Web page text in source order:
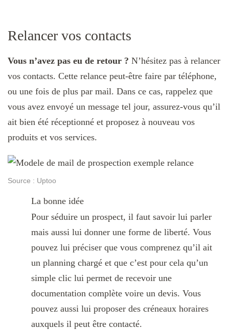
Relancer vos contacts
Vous n’avez pas eu de retour ? N’hésitez pas à relancer
vos contacts. Cette relance peut-être faire par téléphone,
ou une fois de plus par mail. Dans ce cas, rappelez que
vous avez envoyé un message tel jour, assurez-vous qu’il
ait bien été réceptionné et proposez à nouveau vos
produits et vos services.
Source : Uptoo
La bonne idée
Pour séduire un prospect, il faut savoir lui parler
mais aussi lui donner une forme de liberté. Vous
pouvez lui préciser que vous comprenez qu’il ait
un planning chargé et que c’est pour cela qu’un
simple clic lui permet de recevoir une
documentation complète voire un devis. Vous
pouvez aussi lui proposer des créneaux horaires
auxquels il peut être contacté.